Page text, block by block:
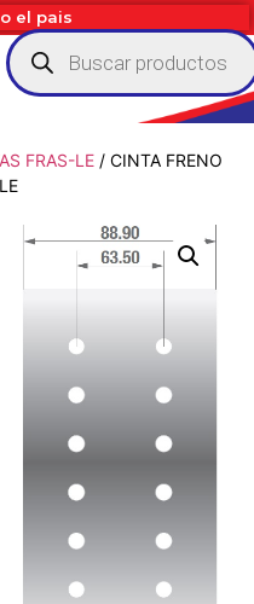
el pais
FRAS-LE / CINTA FRENO